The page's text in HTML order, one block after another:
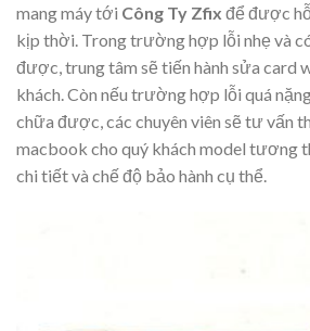
mang máy tới Công Ty Zfix để được
kịp thời. Trong trường hợp lỗi nhẹ và
được, trung tâm sẽ tiến hành sửa card
khách. Còn nếu trường hợp lỗi quá
chữa được, các chuyên viên sẽ tư vấn
macbook cho quý khách model tương
chi tiết và chế độ bảo hành cụ thể.